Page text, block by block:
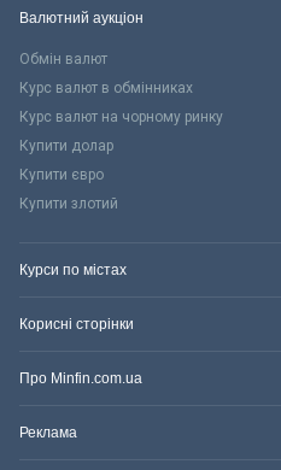
Валютний аукціон
Обмін валют
Курс валют в обмінниках
Курс валют на чорному ринку
Купити долар
Купити євро
Купити злотий
Курси по містах
Корисні сторінки
Про Minfin.com.ua
Реклама